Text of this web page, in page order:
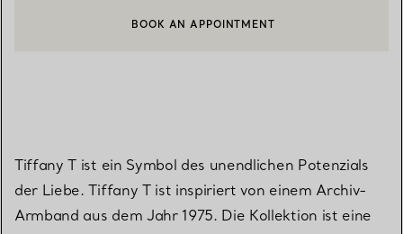
EINEN KUNDENBERATER KONTAKTIEREN ODER EINEN
BOOK AN APPOINTMENT
Tiffany T ist ein Symbol des unendlichen Potenzials
der Liebe. Tiffany T ist inspiriert von einem Archiv-
Armband aus dem Jahr 1975. Die Kollektion ist eine